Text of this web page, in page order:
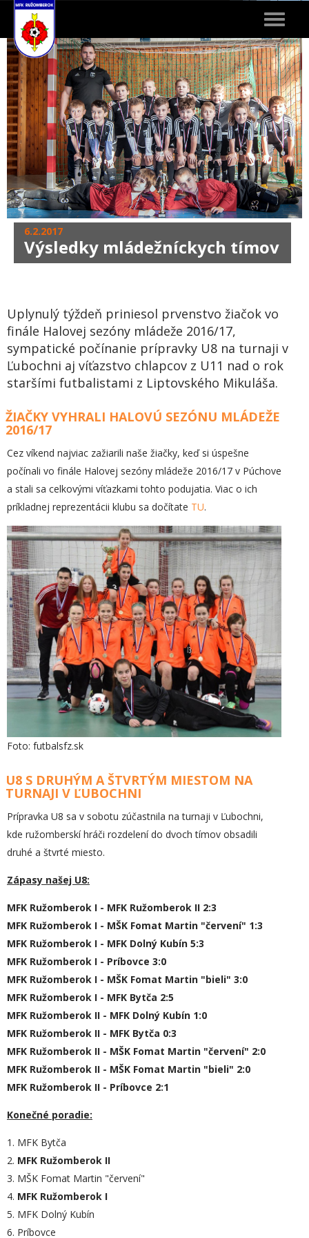
Toggle
6.2.2017
Výsledky mládežníckych tímov
Uplynulý týždeň priniesol prvenstvo žiačok vo
finále Halovej sezóny mládeže 2016/17,
sympatické počínanie prípravky U8 na turnaji v
Ľubochni aj víťazstvo chlapcov z U11 nad o rok
staršími futbalistami z Liptovského Mikuláša.
ŽIAČKY VYHRALI HALOVÚ SEZÓNU MLÁDEŽE
2016/17
Cez víkend najviac zažiarili naše žiačky, keď si úspešne
počínali vo finále Halovej sezóny mládeže 2016/17 v Púchove
a stali sa celkovými víťazkami tohto podujatia. Viac o ich
príkladnej reprezentácii klubu sa dočítate TU.
Foto: futbalsfz.sk
U8 S DRUHÝM A ŠTVRTÝM MIESTOM NA
TURNAJI V ĽUBOCHNI
Prípravka U8 sa v sobotu zúčastnila na turnaji v Ľubochni,
kde ružomberskí hráči rozdelení do dvoch tímov obsadili
druhé a štvrté miesto.
Zápasy našej U8:
MFK Ružomberok I - MFK Ružomberok II 2:3
MFK Ružomberok I - MŠK Fomat Martin "červení" 1:3
MFK Ružomberok I - MFK Dolný Kubín 5:3
MFK Ružomberok I - Príbovce 3:0
MFK Ružomberok I - MŠK Fomat Martin "bieli" 3:0
MFK Ružomberok I - MFK Bytča 2:5
MFK Ružomberok II - MFK Dolný Kubín 1:0
MFK Ružomberok II - MFK Bytča 0:3
MFK Ružomberok II - MŠK Fomat Martin "červení" 2:0
MFK Ružomberok II - MŠK Fomat Martin "bieli" 2:0
MFK Ružomberok II - Príbovce 2:1
Konečné poradie:
1. MFK Bytča
2. MFK Ružomberok II
3. MŠK Fomat Martin "červení"
4. MFK Ružomberok I
5. MFK Dolný Kubín
6. Príbovce